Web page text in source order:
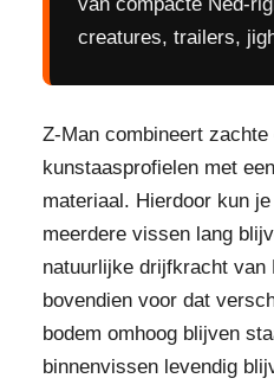
creatures, trailers,
Z-Man combineert
kunstaasprofielen met
materiaal. Hierdoor kun
meerdere vissen lang
natuurlijke drijfkracht van
bovendien voor dat
bodem omhoog blijven
binnenvissen levendig